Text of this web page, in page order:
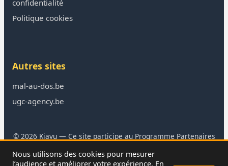
confidentialité
Politique cookies
Autres sites
mal-au-dos.be
ugc-agency.be
© 2026 Kiavu — Ce site participe au Programme Partenaires
En tant que Partenaire Amazon, je réalise un bénéfice sur les
Nous utilisons des cookies pour mesurer
l’audience et améliorer votre expérience. En